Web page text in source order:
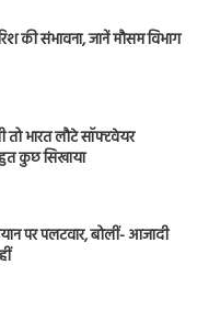
की संभावना, जानें मौसम विभाग
तो भारत लौटे सॉफ्टवेयर
कुछ सिखाया
पर पलटवार, बोलीं- आजादी